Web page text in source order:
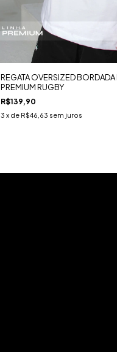
REGATA OVERSIZED BORDADA
PREMIUM RUGBY
R$139,90
3 x de R$46,63 sem juros